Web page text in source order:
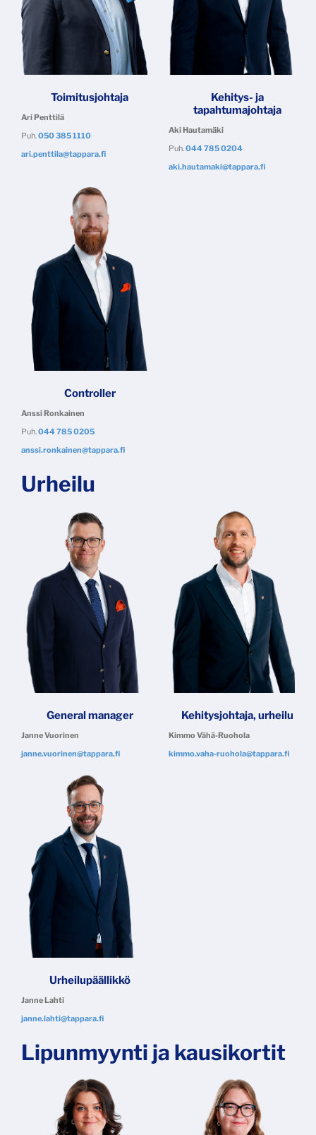
Toimitusjohtaja
Ari Penttilä
Puh.050 385 1110
​​​​​​ari.penttila@tappara.fi
Kehitys- ja
tapahtumajohtaja
Aki Hautamäki
Puh.044 785 0204
aki.hautamaki@tappara.fi
Controller
Anssi Ronkainen
Puh. 044 785 0205
anssi.ronkainen@tappara.fi
Urheilu
General manager
Janne Vuorinen
janne.vuorinen@tappara.fi
Kehitysjohtaja, urheilu
Kimmo Vähä-Ruohola
kimmo.vaha-ruohola@tappara.fi
Urheilupäällikkö
Janne Lahti
janne.lahti@tappara.fi
Lipunmyynti ja kausikortit